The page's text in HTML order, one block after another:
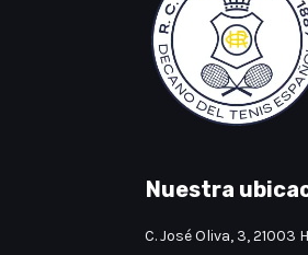
Nuestra
C. José Oliva, 3, 21003